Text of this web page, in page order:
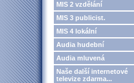
MIS 2 vzdělání
MIS 3 publicist.
MIS 4 lokální
Audia hudební
Audia mluvená
Naše další internetové
televize zdarma...